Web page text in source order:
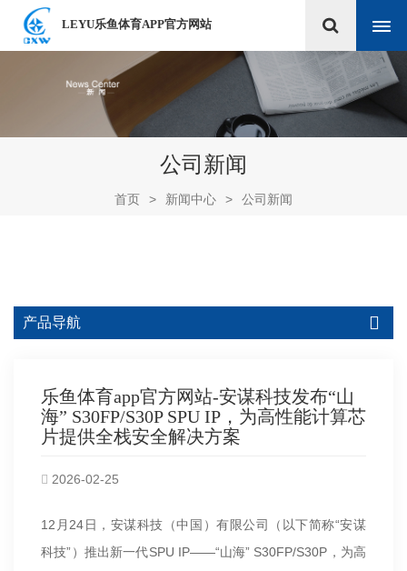
LEYU乐鱼体育APP官方网站
公司新闻
首页 > 新闻中心 > 公司新闻
产品导航
乐鱼体育app官方网站-安谋科技发布“山
海” S30FP/S30P SPU IP，为高性能计算芯
片提供全栈安全解决方案
2026-02-25
12月24日，安谋科技（中国）有限公司（以下简称“安谋
科技”）推出新一代SPU IP——“山海” S30FP/S30P，为高